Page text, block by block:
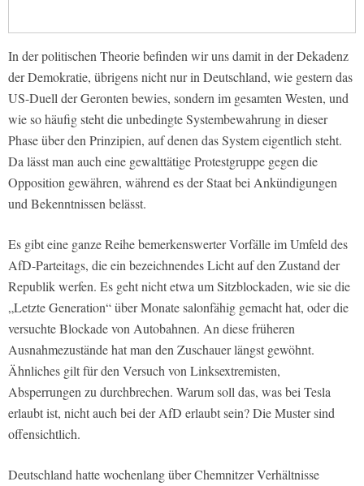
In der politischen Theorie befinden wir uns damit in der Dekadenz
der Demokratie, übrigens nicht nur in Deutschland, wie gestern das
US-Duell der Geronten bewies, sondern im gesamten Westen, und
wie so häufig steht die unbedingte Systembewahrung in dieser
Phase über den Prinzipien, auf denen das System eigentlich steht.
Da lässt man auch eine gewalttätige Protestgruppe gegen die
Opposition gewähren, während es der Staat bei Ankündigungen
und Bekenntnissen belässt.
Es gibt eine ganze Reihe bemerkenswerter Vorfälle im Umfeld des
AfD-Parteitags, die ein bezeichnendes Licht auf den Zustand der
Republik werfen. Es geht nicht etwa um Sitzblockaden, wie sie die
„Letzte Generation“ über Monate salonfähig gemacht hat, oder die
versuchte Blockade von Autobahnen. An diese früheren
Ausnahmezustände hat man den Zuschauer längst gewöhnt.
Ähnliches gilt für den Versuch von Linksextremisten,
Absperrungen zu durchbrechen. Warum soll das, was bei Tesla
erlaubt ist, nicht auch bei der AfD erlaubt sein? Die Muster sind
offensichtlich.
Deutschland hatte wochenlang über Chemnitzer Verhältnisse